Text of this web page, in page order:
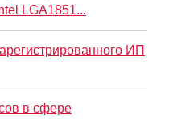
LGA1851...
ИП
в сфере